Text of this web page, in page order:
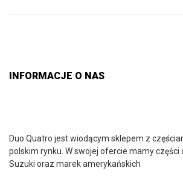
INFORMACJE O NAS
Duo Quatro jest wiodącym sklepem z
polskim rynku. W swojej ofercie mamy części
Suzuki oraz marek amerykańskich